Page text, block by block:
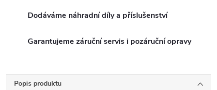
Dodáváme náhradní díly a příslušenství
Garantujeme záruční servis i pozáruční opravy
Popis produktu